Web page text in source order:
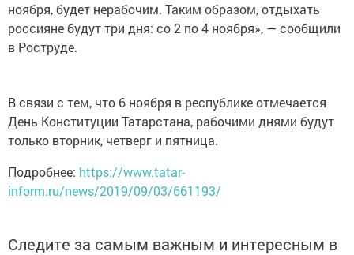
ноября, будет нерабочим. Таким образом, отдыхать
россияне будут три дня: со 2 по 4 ноября», — сообщили
в Роструде.
В связи с тем, что 6 ноября в республике отмечается
День Конституции Татарстана, рабочими днями будут
только вторник, четверг и пятница.
Подробнее: https://www.tatar-
inform.ru/news/2019/09/03/661193/
Следите за самым важным и интересным в